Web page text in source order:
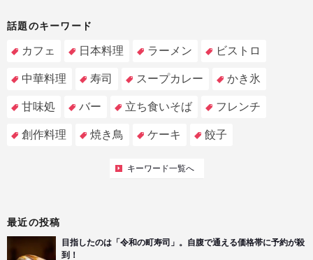
話題のキーワード
カフェ 日本料理 ラーメン ビストロ
中華料理 寿司 スープカレー かき氷
甘味処 バー 立ち食いそば フレンチ
創作料理 焼き鳥 ケーキ 餃子
キーワード一覧へ
最近の投稿
目指したのは「令和の町寿司」。自腹で通える価格帯に予約が殺
到！